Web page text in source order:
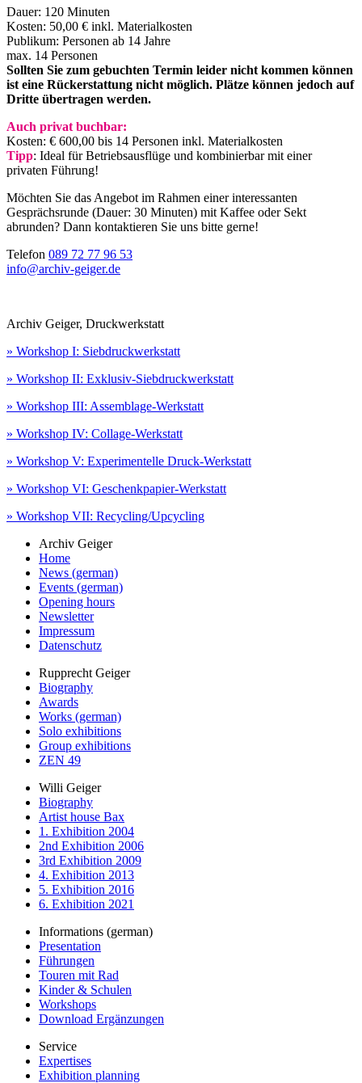
Dauer: 120 Minuten
Kosten: 50,00 € inkl. Materialkosten
Publikum: Personen ab 14 Jahre
max. 14 Personen
Sollten Sie zum gebuchten Termin leider nicht kommen können
ist eine Rückerstattung nicht möglich. Plätze können jedoch auf
Dritte übertragen werden.
Auch privat buchbar:
Kosten: € 600,00 bis 14 Personen inkl. Materialkosten
Tipp: Ideal für Betriebsausflüge und kombinierbar mit einer
privaten Führung!
Möchten Sie das Angebot im Rahmen einer interessanten
Gesprächsrunde (Dauer: 30 Minuten) mit Kaffee oder Sekt
abrunden? Dann kontaktieren Sie uns bitte gerne!
Telefon 089 72 77 96 53
info@archiv-geiger.de
Archiv Geiger, Druckwerkstatt
» Workshop I: Siebdruckwerkstatt
» Workshop II: Exklusiv-Siebdruckwerkstatt
» Workshop III: Assemblage-Werkstatt
» Workshop IV: Collage-Werkstatt
» Workshop V: Experimentelle Druck-Werkstatt
» Workshop VI: Geschenkpapier-Werkstatt
» Workshop VII: Recycling/Upcycling
Archiv Geiger
Home
News (german)
Events (german)
Opening hours
Newsletter
Impressum
Datenschutz
Rupprecht Geiger
Biography
Awards
Works (german)
Solo exhibitions
Group exhibitions
ZEN 49
Willi Geiger
Biography
Artist house Bax
1. Exhibition 2004
2nd Exhibition 2006
3rd Exhibition 2009
4. Exhibition 2013
5. Exhibition 2016
6. Exhibition 2021
Informations (german)
Presentation
Führungen
Touren mit Rad
Kinder & Schulen
Workshops
Download Ergänzungen
Service
Expertises
Exhibition planning